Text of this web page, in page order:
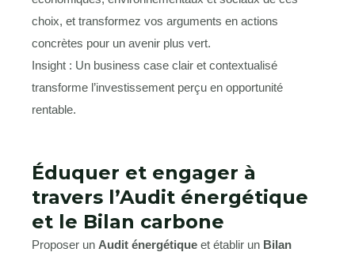
Insight : Un business case clair et contextualisé
transforme l’investissement perçu en opportunité
rentable.
Éduquer et engager à
travers l’Audit énergétique
et le Bilan carbone
Proposer un Audit énergétique et établir un Bilan